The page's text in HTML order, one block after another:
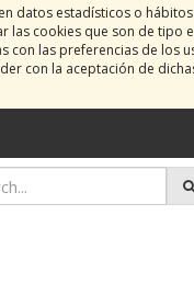
estadísticos o
cookies que son de tipo
las preferencias de los
con la aceptación de